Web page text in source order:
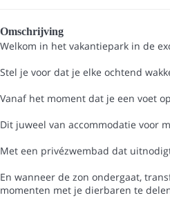
Omschrijving
Welkom in het vakantiepark in de
Stel je voor dat je elke ochtend
Vanaf het moment dat je een voet
Dit juweel van accommodatie voor
Met een privézwembad dat
En wanneer de zon ondergaat,
momenten met je dierbaren te